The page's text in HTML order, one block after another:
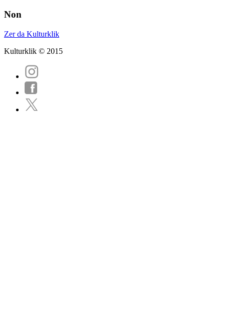
Non
Zer da Kulturklik
Kulturklik © 2015